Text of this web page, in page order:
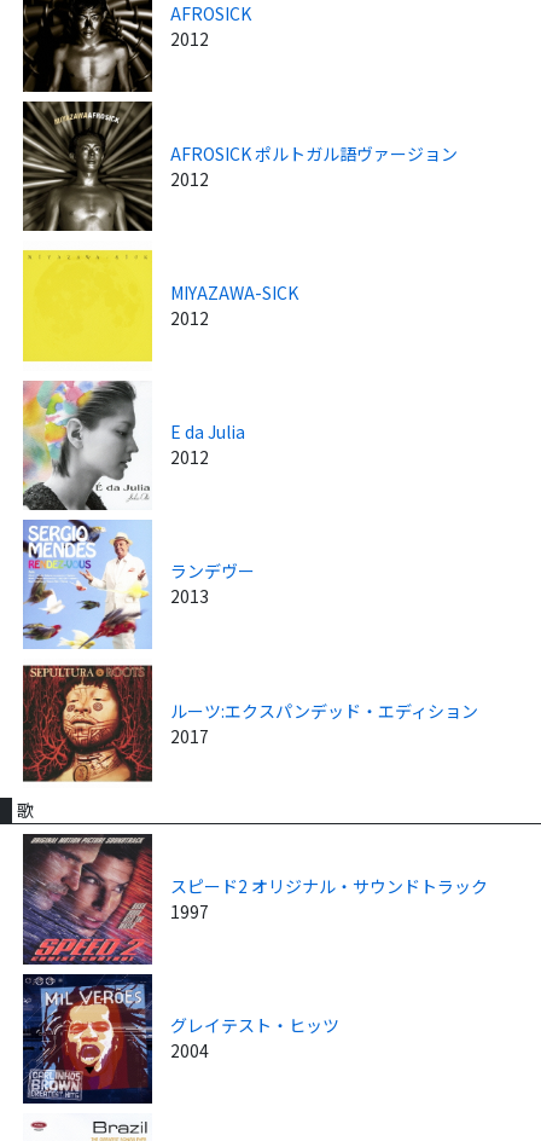
AFROSICK
2012
AFROSICK ポルトガル語ヴァージョン
2012
MIYAZAWA-SICK
2012
E da Julia
2012
ランデヴー
2013
ルーツ:エクスパンデッド・エディション
2017
歌
スピード2 オリジナル・サウンドトラック
1997
グレイテスト・ヒッツ
2004